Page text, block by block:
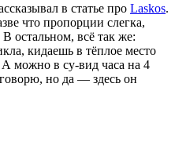
в статье про Laskos.
что пропорции слегка,
остальном, всё так же:
кидаешь в тёплое место
можно в су-вид часа на 4
но да — здесь он